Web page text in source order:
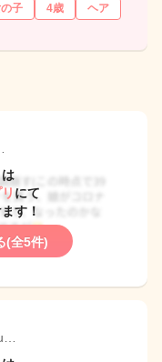
子 4歳
ヘア
にて
す！
(全5件)